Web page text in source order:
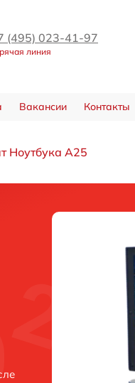
(495) 023-41-97
линия
Вакансии Контакты
Ноутбука A25